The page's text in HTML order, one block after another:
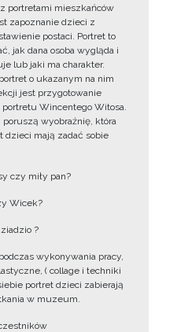
portretami mieszkańców
zapoznanie dzieci z
postaci. Portret to
jak dana osoba wygląda i
lub jaki ma charakter.
o ukazanym na nim
jest przygotowanie
Wincentego Witosa.
wyobraźnię, która
dzieci mają zadać sobie
czy miły pan?
Wicek?
?
wykonywania pracy,
( collage i techniki
portret dzieci zabierają
w muzeum.